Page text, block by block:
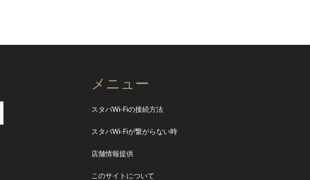
メニュー
スタバWi-Fiの接続方法
スタバWi-Fiが繋がらない時
店舗情報提供
このサイトについて